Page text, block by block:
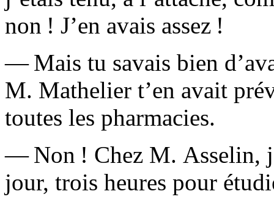
non ! J’en avais assez !
— Mais tu savais bien
M. Mathelier t’en avait
toutes les pharmacies.
— Non ! Chez M. Asselin,
jour, trois heures pour